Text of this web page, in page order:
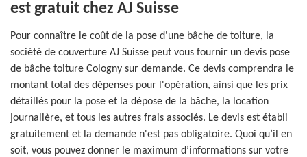
est gratuit chez AJ Suisse
Pour connaître le coût de la pose d'une bâche de toiture, la
société de couverture AJ Suisse peut vous fournir un devis pose
de bâche toiture Cologny sur demande. Ce devis comprendra le
montant total des dépenses pour l'opération, ainsi que les prix
détaillés pour la pose et la dépose de la bâche, la location
journalière, et tous les autres frais associés. Le devis est établi
gratuitement et la demande n'est pas obligatoire. Quoi qu’il en
soit, vous pouvez donner le maximum d’informations sur votre